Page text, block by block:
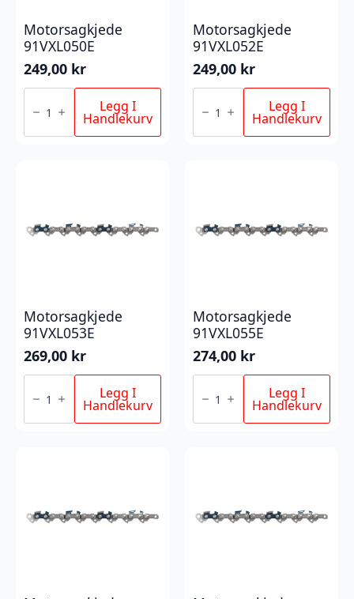
Motorsagkjede
91VXL050E
249,00 kr
Motorsagkjede
antall Legg I
Handlekurv
Motorsagkjede
91VXL052E
249,00 kr
Motorsagkjede
antall Legg I
Handlekurv
Motorsagkjede
91VXL053E
269,00 kr
Motorsagkjede
antall Legg I
Handlekurv
Motorsagkjede
91VXL055E
274,00 kr
Motorsagkjede
antall Legg I
Handlekurv